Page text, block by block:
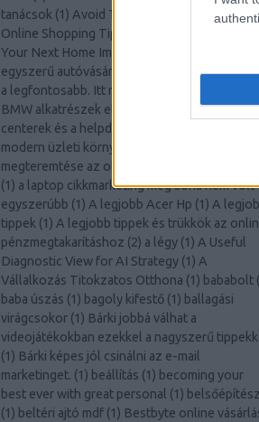
tanácsok (1) Avoid The Lines With These
Online Shopping Tips
Your Next Home Improvement Project!
egyszerű autóvásárlás
Az otthoni
a legfontosabb. Itt megtalálja a tippeket.
BMW alkatrészek etalont jelentenek!(1)A
centerek és a helpdesk támogatás szerepe a
modern üzleti környezetben
megteremtése az otthoni vállalkozás számára
(1) a laptop cikkmarketing még soha nem volt
egyszerúbb (1) A legjobb Acer Hp (1) A
tippek (1) A legjobb tippek és trükkök az
pénzmegtakarításhoz (2) a légy (1) A Useful
Diagnostic View for AI Strategy (1) A
Vállalkozás Titokzatos Otthona (1) bababolt (
baba úszás (1) bagoly kifestő (1) ballagási
virágcsokor (1) Bárki jobbá válhat a
videojátékokban ezekkel a nagyszerű
(1) Bárki képes jól csinálni az e-mail
marketinget. (1) beállítás (1) becoming your
best ever with great personal (1) belsőépítész
(1) beltéri ajtó mdf (1) Bestbyte online